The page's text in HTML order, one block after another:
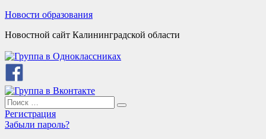
Skip
content
Новости образования
Новостной сайт Калининградской области
Search
for:
Search
Регистрация
Забыли пароль?